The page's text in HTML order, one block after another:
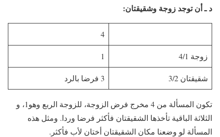
د ـ أن توجد زوجة وشقيقتان:
4
زوجة 4/1 1
شقيقتان 3/2 3 فرضا بالرد
تكون المسألة من 4 مخرج فرض الزوجة، للزوجة الربع وهو1، و
الثلاثة الباقية تأخذها الشقيقتان فأكثر فرضا وردا. ومثل هذه
المسألة لو وضعنا مكان الشقيقتان أختان لأب فأكثر.